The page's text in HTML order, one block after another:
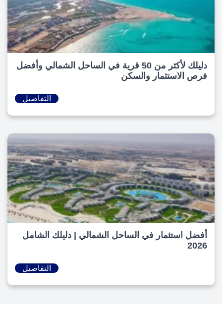
دليلك لأكثر من 50 قرية في الساحل الشمالي وأفضل
فرص الاستثمار والسكن
التفاصيل
أفضل استثمار في الساحل الشمالي | دليلك الشامل
2026
التفاصيل